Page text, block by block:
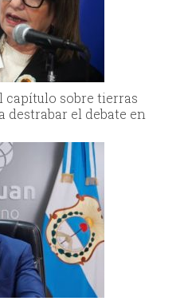
sobre tierras
destrabar el debate en